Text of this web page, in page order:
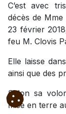
C’est avec
décès de
23 février
feu M. Clovis
Elle laisse
ainsi que des
Selon sa
mise en terre